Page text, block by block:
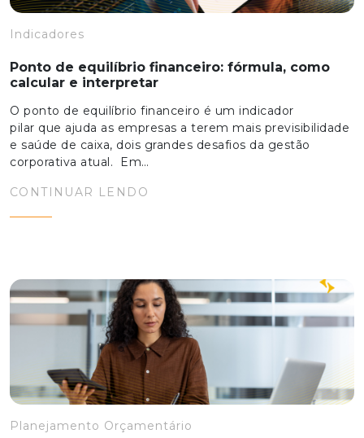
Indicadores
Ponto de equilíbrio financeiro: fórmula, como
calcular e interpretar
O ponto de equilíbrio financeiro é um indicador
pilar que ajuda as empresas a terem mais previsibilidade
e saúde de caixa, dois grandes desafios da gestão
corporativa atual. Em…
CONTINUAR LENDO
Planejamento Orçamentário